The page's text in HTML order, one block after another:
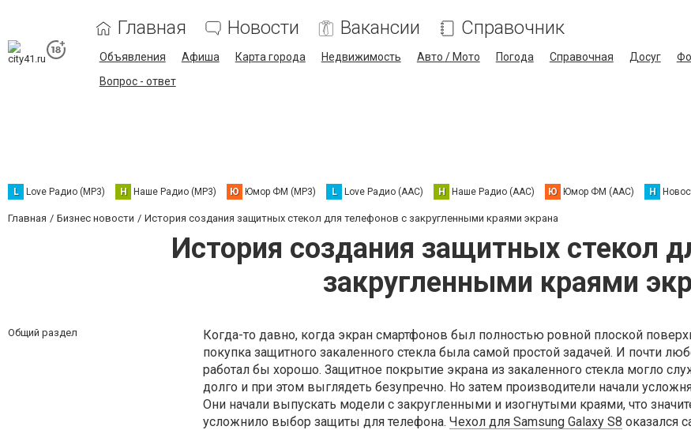
Главная Новости Вакансии Справочник
Объявления Афиша Карта города Недвижимость Авто / Мото Погода Справочная Досуг
Вопрос - ответ
L Love Радио (MP3) Н Наше Радио (MP3) Ю Юмор ФМ (MP3) L Love Радио (AAC) Н Наше Радио (AAC) Ю Юмор ФМ (AAC) Н
Главная Бизнес новости История создания защитных стекол для телефонов с закругленными краями экрана
История создания защитных стекол
закругленными краями
Общий раздел
Когда-то давно, когда экран смартфонов был полностью ровной плоской
покупка защитного закаленного стекла была самой простой задачей. И почти
работал бы хорошо. Защитное покрытие экрана из закаленного стекла могло
долго и при этом выглядеть безупречно. Но затем производители начали
Они начали выпускать модели с закругленными и изогнутыми краями, что
усложнило выбор защиты для телефона. Чехол для Samsung Galaxy S8 оказался